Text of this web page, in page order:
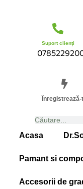
Suport clienți
Înregistrează-
Acasa
Pamant si
Accesorii de